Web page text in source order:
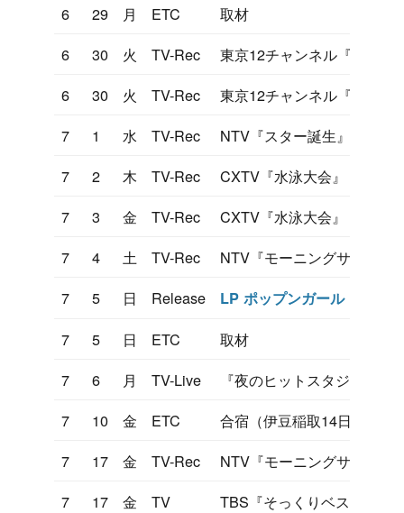
6
29 月 ETC
取材
6
30 火 TV-Rec
東京12チャンネル『ヤンヤ
6
30 火 TV-Rec
東京12チャンネル『凹凸大
7
1 水 TV-Rec
NTV『スター誕生』
7
2 木 TV-Rec
CXTV『水泳大会』
7
3 金 TV-Rec
CXTV『水泳大会』
7
4 土 TV-Rec
NTV『モーニングサラダ』
7
5 日 Release LP ポップンガール・ヒデキ
7 5 日 ETC
取材
7
6 月 TV-Live
『夜のヒットスタジオ』セ
7
10 金 ETC
合宿（伊豆稲取14日まで）
7
17 金 TV-Rec
NTV『モーニングサラダ』
7
17 金 TV
TBS『そっくりベストテン